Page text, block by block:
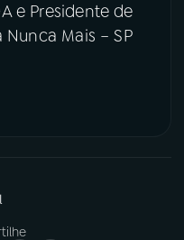
e Presidente de
Mais – SP